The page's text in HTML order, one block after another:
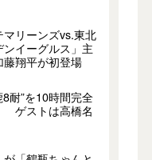
マリーンズvs.東北
イーグルス」主
翔平が初登場
耐”を10時間完全
ゲストは高橋名